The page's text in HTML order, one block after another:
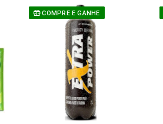
COMPRE E GANHE